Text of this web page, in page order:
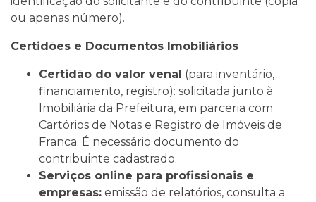
ou apenas número).
Certidões e Documentos Imobiliários
Certidão do valor venal (para inventário,
financiamento, registro): solicitada junto à
Imobiliária da Prefeitura, em parceria com
Cartórios de Notas e Registro de Imóveis de
Franca. É necessário documento do
contribuinte cadastrado.
Serviços online para profissionais e
empresas: emissão de relatórios, consulta a